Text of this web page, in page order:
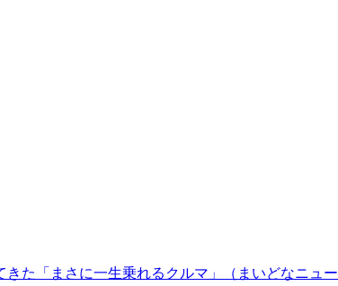
た「まさに一生乗れるクルマ」（まいどなニュー